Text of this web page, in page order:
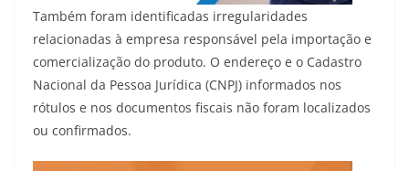
Também foram identificadas irregularidades
relacionadas à empresa responsável pela importação e
comercialização do produto. O endereço e o Cadastro
Nacional da Pessoa Jurídica (CNPJ) informados nos
rótulos e nos documentos fiscais não foram localizados
ou confirmados.